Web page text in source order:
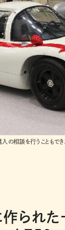
入の相談を行うこと
られ